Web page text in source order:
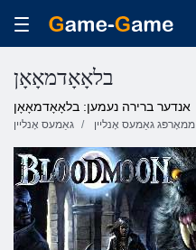
בלאָאָדמאָאָן
אנדער ברירה נעמען: בלאָאָדמאָאָן
גאַמעס אָנליין ממאָרפּג גאַמעס אָנליין